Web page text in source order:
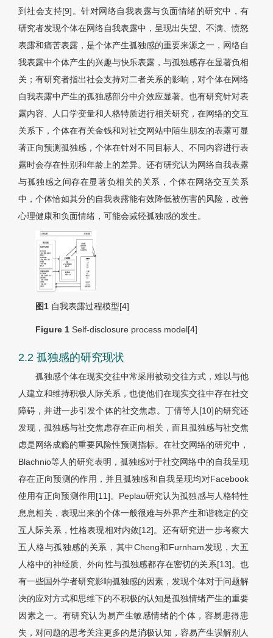
到社会支持[9]。针对网络自我表露与负面情绪的研究中，有
研究者发现个体在网络自我表露中，呈现出失望、不满、愤怒
表露和痛苦表露，是个体产生孤独感的重要来源之一，网络自
我表露中个体产生的兴趣与快乐表露，与孤独感存在显著负相
关；有研究者指出社会支持对二者关系的影响，对个体在网络
自我表露中产生的孤独感部分中介效应显著。也有研究针对表
露内容、人口学变量和人格特质进行相关研究，在网络的交互
关系下，个体在有关金钱和对社交网站中陌生朋友的表露可显
著正向预测孤独感，个体在针对不同目标人、不同内容进行表
露时会存在性别和年龄上的差异。还有研究认为网络自我表露
与孤独感之间存在显著负相关的关系，个体在网络交互关系
中，个体恰如其分的自我表露能有效降低被伤害的风险，改善
心理健康和负面情绪，可能会减轻孤独感的发生。
图1 自我表露过程模型[4]
Figure 1 Self-disclosure process model[4]
2.2 孤独感的研究现状
孤独感个体在现实交往中常采用被动交往方式，难以与他
人建立和维持积极人际关系，也使他们在现实交往中存在社交
障碍，并进一步引发个体的社交焦虑。丁倩等人[10]的研究还
发现，孤独感与社交焦虑存在正向相关，而且孤独感与社交焦
虑是网络成瘾的重要风险性预测指标。在社交网络的研究中，
Blachnio等人的研究表明，孤独感对于社交网络中的自我呈现
存在正向预测的作用，并且孤独感和自我呈现均对Facebook
使用有正向预测作用[11]。Peplau研究认为孤独感与人格特性
息息相关，表现出来的个体一般很难与外界产生和谐稳定的交
互人际关系，性格表现相对内敛[12]。还有研究进一步考察大
五人格与孤独感的关系，其中Cheng和Furnham发现，大五
人格中的神经质、外向性与孤独感都存在密切的关系[13]。也
有一些国外学者研究影响孤独感的因素，发现个体对于问题解
决的应对方式和思维下的不积极的认知是孤独情绪产生的重要
因素之一。有研究认为易产生敏感情绪的个体，容易患得患
失，对问题的思考关注更多的是消极认知，容易产生误解别人